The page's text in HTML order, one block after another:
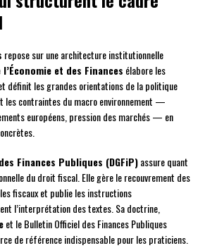
repose sur une architecture institutionnelle
et des Finances élabore les
définit les grandes orientations de la politique
les contraintes du macro environnement —
européens, pression des marchés — en
Finances Publiques (DGFiP)assure quant
du droit fiscal. Elle gère le recouvrement des
fiscaux et publie les instructions
l’interprétation des textes. Sa doctrine,
et le Bulletin Officiel des Finances Publiques
de référence indispensable pour les praticiens.